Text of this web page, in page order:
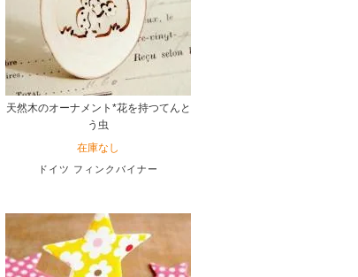
天然木のオーナメント*花を持つてんと
う虫
在庫なし
ドイツ フィンクバイナー